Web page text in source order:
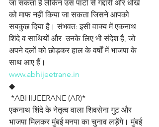
जा सकता है लेकिन उस पार्टी से गद्दारी और धोखे
को माफ नहीं किया जा सकता जिसने आपको
सबकुछ दिया है। संभवत: इसी वाक्य में एकनाथ
शिंदे व साथियों और  उनके लिए भी संदेश है, जो
अपने दलों को छोड़कर हाल के वर्षों में भाजपा के
साथ आए हैं।
www.abhijeetrane.in
◆
*ABHIJEERANE (AR)*
एकनाथ शिंदे के नेतृत्व वाला शिवसेना गुट और
भाजपा मिलकर मुंबई मनपा का चुनाव लड़ेंगे। मुंबई